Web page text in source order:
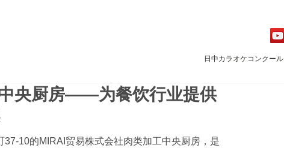
日中カラオケコンクール
央厨房——为餐饮行业提供
10的MIRAI贸易株式会社肉类加工中央厨房，是